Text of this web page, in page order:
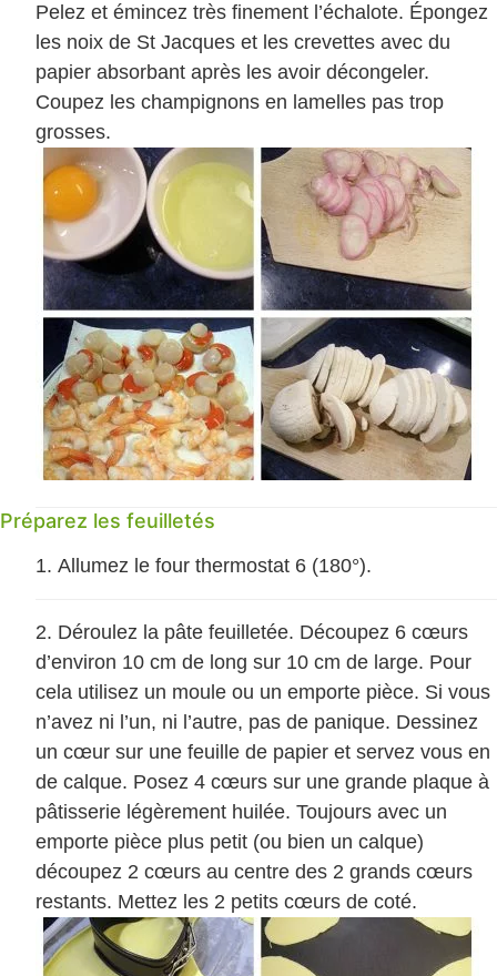
Pelez et émincez très finement l’échalote. Épongez
les noix de St Jacques et les crevettes avec du
papier absorbant après les avoir décongeler.
Coupez les champignons en lamelles pas trop
grosses.
Préparez les feuilletés
Allumez le four thermostat 6 (180°).
Déroulez la pâte feuilletée. Découpez 6 cœurs
d’environ 10 cm de long sur 10 cm de large. Pour
cela utilisez un moule ou un emporte pièce. Si vous
n’avez ni l’un, ni l’autre, pas de panique. Dessinez
un cœur sur une feuille de papier et servez vous en
de calque. Posez 4 cœurs sur une grande plaque à
pâtisserie légèrement huilée. Toujours avec un
emporte pièce plus petit (ou bien un calque)
découpez 2 cœurs au centre des 2 grands cœurs
restants. Mettez les 2 petits cœurs de coté.